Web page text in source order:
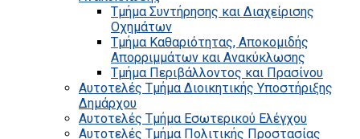
Τμήμα Συντήρησης και Διαχείρισης
Οχημάτων
Τμήμα Καθαριότητας, Αποκομιδής
Απορριμμάτων και Ανακύκλωσης
Τμήμα Περιβάλλοντος και Πρασίνου
Αυτοτελές Τμήμα Διοικητικής Υποστήριξης
Δημάρχου
Αυτοτελές Τμήμα Εσωτερικού Ελέγχου
Αυτοτελές Τμήμα Πολιτικής Προστασίας